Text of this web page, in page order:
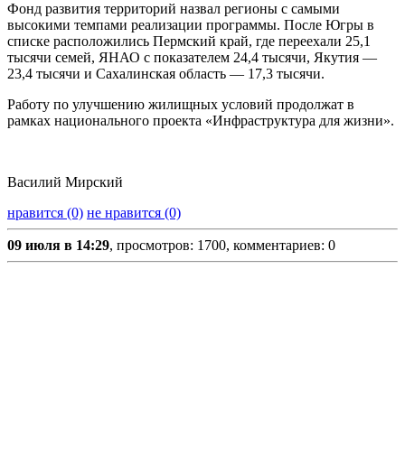
Фонд развития территорий назвал регионы с самыми
высокими темпами реализации программы. После Югры в
списке расположились Пермский край, где переехали 25,1
тысячи семей, ЯНАО с показателем 24,4 тысячи, Якутия —
23,4 тысячи и Сахалинская область — 17,3 тысячи.
Работу по улучшению жилищных условий продолжат в
рамках национального проекта «Инфраструктура для жизни».
Василий Мирский
нравится (0) не нравится (0)
09 июля в 14:29, просмотров: 1700, комментариев: 0